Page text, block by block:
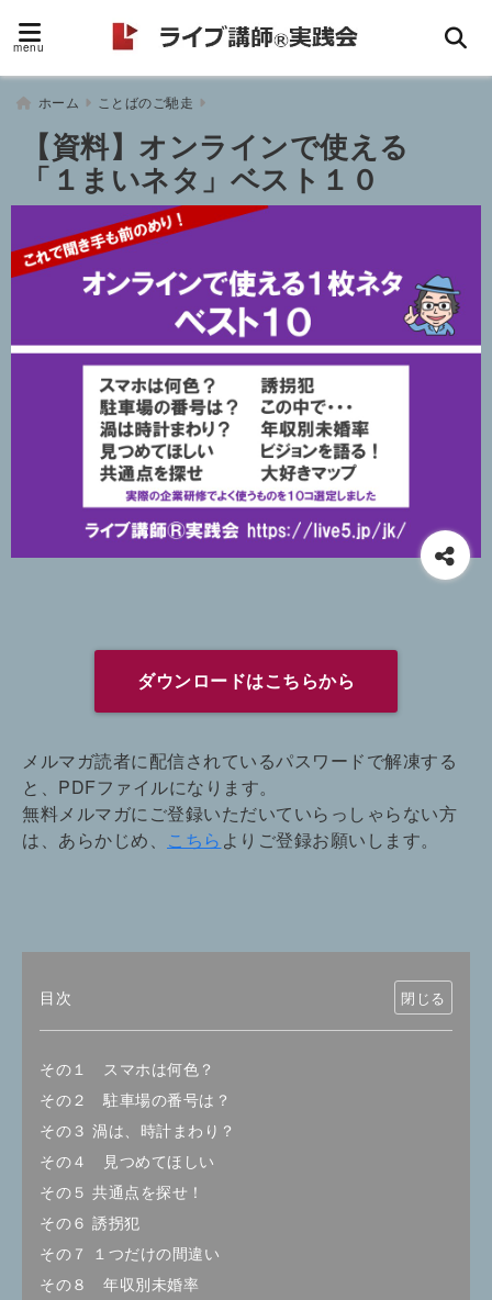
menu
ホーム ことばのご馳走
【資料】オンラインで使える
「１まいネタ」ベスト１０
ダウンロードはこちらから
メルマガ読者に配信されているパスワードで解凍する
と、PDFファイルになります。
無料メルマガにご登録いただいていらっしゃらない方
は、あらかじめ、 こちら よりご登録お願いします。
目次
その１ スマホは何色？
その２ 駐車場の番号は？
その３ 渦は、時計まわり？
その４ 見つめてほしい
その５ 共通点を探せ！
その６ 誘拐犯
その７ １つだけの間違い
その８ 年収別未婚率